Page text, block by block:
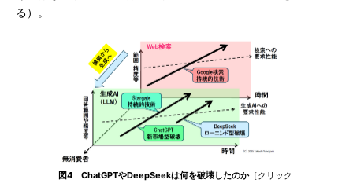
る）。
図4 ChatGPTやDeepSeekは何を破壊したのか［クリック